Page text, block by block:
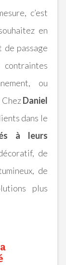
c’est
en
passage
ou
Daniel
dans le
à leurs
de
de
plus